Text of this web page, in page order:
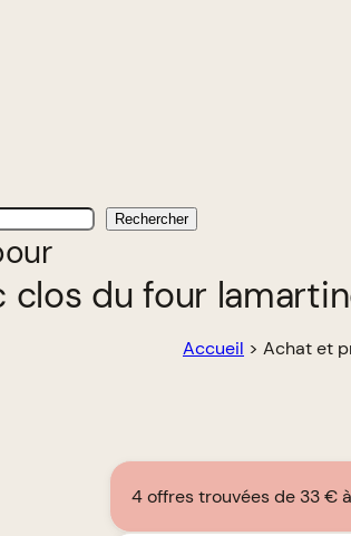
Rechercher
clos du four
Accueil > Achat et
4 offres trouvées de 33 €